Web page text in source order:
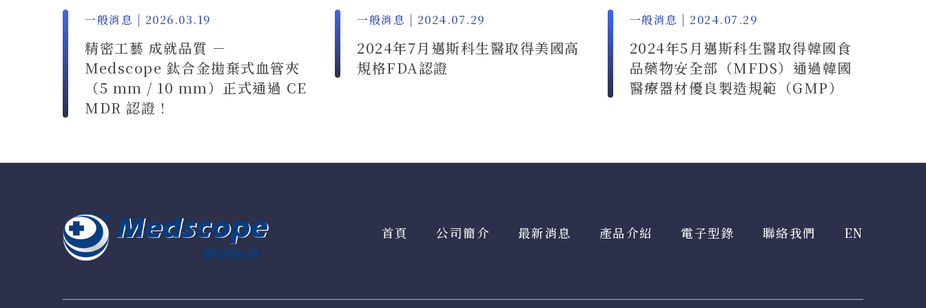
一般消息 | 2026.03.19
精密工藝 成就品質 －
Medscope 鈦合金拋棄式血管夾
（5 mm / 10 mm）正式通過 CE
MDR 認證 !
一般消息 | 2024.07.29
2024年7月邁斯科生醫取得美國高
規格FDA認證
一般消息 | 2024.07.29
2024年5月邁斯科生醫取得韓國食
品藥物安全部（MFDS）通過韓國
醫療器材優良製造規範（GMP）
首頁 公司簡介 最新消息 產品介紹 電子型錄 聯絡我們 EN